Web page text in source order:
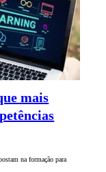
mais
na formação para